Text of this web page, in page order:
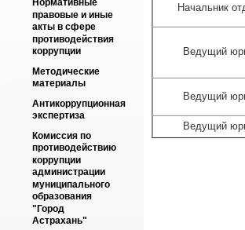
Нормативные
правовые и иные
акты в сфере
противодействия
коррупции
Методические
материалы
Антикоррупционная
экспертиза
Комиссия по
противодействию
коррупции
администрации
муниципального
образования
"Город
Астрахань"
Начальник
Ведущий
Ведущий
Ведущий